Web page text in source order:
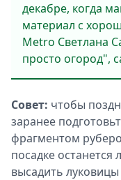
декабре, когда
материал с
Metro Светлана
просто огород",
Совет: чтобы
заранее
фрагментом
посадке
высадить